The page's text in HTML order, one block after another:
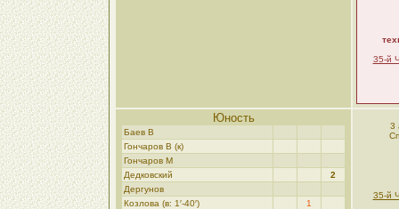
35-й
Юность
Баев В
Гончаров В (к)
Гончаров М
Дедковский
2
Дергунов
Козлова (в: 1′-40′)
1
3
35-й